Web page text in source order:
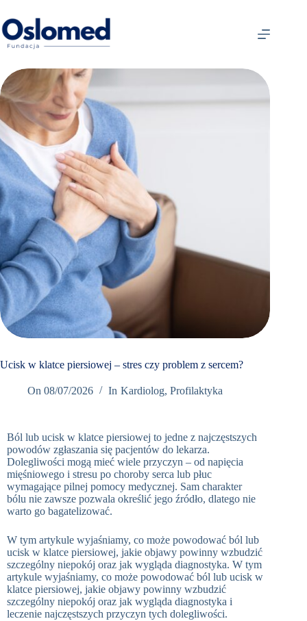
Strona
główna
O
nas
Wpisy
Oslomed
Centrum
Medyczne
Badania
Kliniczne
Lekarze
Kontakt
Polski
Book
Appointment
+48
298
76 66
Umów
wizytę w
Oslomed
Ucisk w klatce piersiowej – stres czy problem z sercem?
On 08/07/2026 In Kardiolog, Profilaktyka
Ból lub ucisk w klatce piersiowej to jedne z najczęstszych
powodów zgłaszania się pacjentów do lekarza.
Dolegliwości mogą mieć wiele przyczyn – od napięcia
mięśniowego i stresu po choroby serca lub płuc
wymagające pilnej pomocy medycznej. Sam charakter
bólu nie zawsze pozwala określić jego źródło, dlatego nie
warto go bagatelizować.
W tym artykule wyjaśniamy, co może powodować ból lub
ucisk w klatce piersiowej, jakie objawy powinny wzbudzić
szczególny niepokój oraz jak wygląda diagnostyka. W tym
artykule wyjaśniamy, co może powodować ból lub ucisk w
klatce piersiowej, jakie objawy powinny wzbudzić
szczególny niepokój oraz jak wygląda diagnostyka i
leczenie najczęstszych przyczyn tych dolegliwości.